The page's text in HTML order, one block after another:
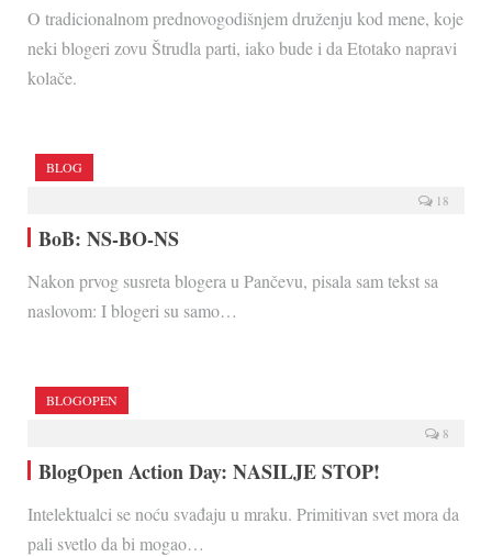
O tradicionalnom prednovogodišnjem druženju kod mene, koje
neki blogeri zovu Štrudla parti, iako bude i da Etotako napravi
kolače.
BLOG
18
BoB: NS-BO-NS
Nakon prvog susreta blogera u Pančevu, pisala sam tekst sa
naslovom: I blogeri su samo…
BLOGOPEN
8
BlogOpen Action Day: NASILJE STOP!
Intelektualci se noću svađaju u mraku. Primitivan svet mora da
pali svetlo da bi mogao…